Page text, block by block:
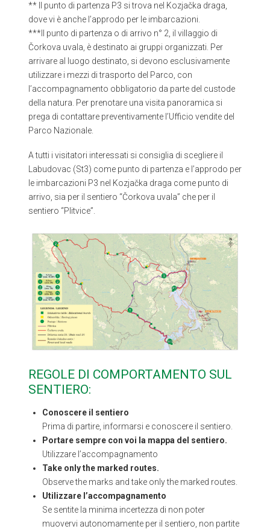
** Il punto di partenza P3 si trova nel Kozjačka draga,
dove vi è anche l’approdo per le imbarcazioni.
***Il punto di partenza o di arrivo n° 2, il villaggio di
Čorkova uvala, è destinato ai gruppi organizzati. Per
arrivare al luogo destinato, si devono esclusivamente
utilizzare i mezzi di trasporto del Parco, con
l’accompagnamento obbligatorio da parte del custode
della natura. Per prenotare una visita panoramica si
prega di contattare preventivamente l’Ufficio vendite del
Parco Nazionale.
A tutti i visitatori interessati si consiglia di scegliere il
Labudovac (St3) come punto di partenza e l’approdo per
le imbarcazioni P3 nel Kozjačka draga come punto di
arrivo, sia per il sentiero “Čorkova uvala” che per il
sentiero “Plitvice”.
REGOLE DI COMPORTAMENTO SUL
SENTIERO:
Conoscere il sentiero
Prima di partire, informarsi e conoscere il sentiero.
Portare sempre con voi la mappa del sentiero.
Utilizzare l’accompagnamento
Take only the marked routes.
Observe the marks and take only the marked routes.
Utilizzare l’accompagnamento
Se sentite la minima incertezza di non poter
muovervi autonomamente per il sentiero, non partite